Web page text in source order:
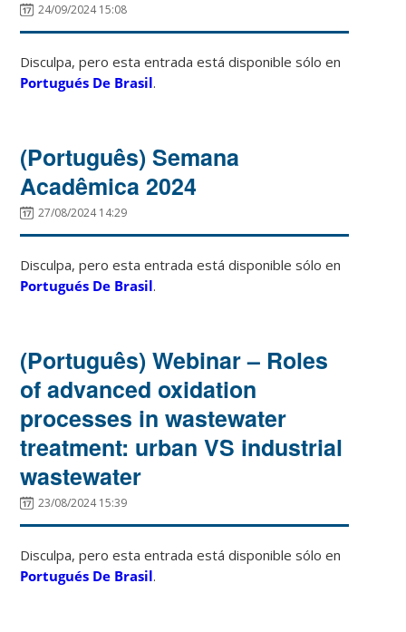
24/09/2024 15:08
Disculpa, pero esta entrada está disponible sólo en
Portugués De Brasil.
(Português) Semana
Acadêmica 2024
27/08/2024 14:29
Disculpa, pero esta entrada está disponible sólo en
Portugués De Brasil.
(Português) Webinar – Roles
of advanced oxidation
processes in wastewater
treatment: urban VS industrial
wastewater
23/08/2024 15:39
Disculpa, pero esta entrada está disponible sólo en
Portugués De Brasil.